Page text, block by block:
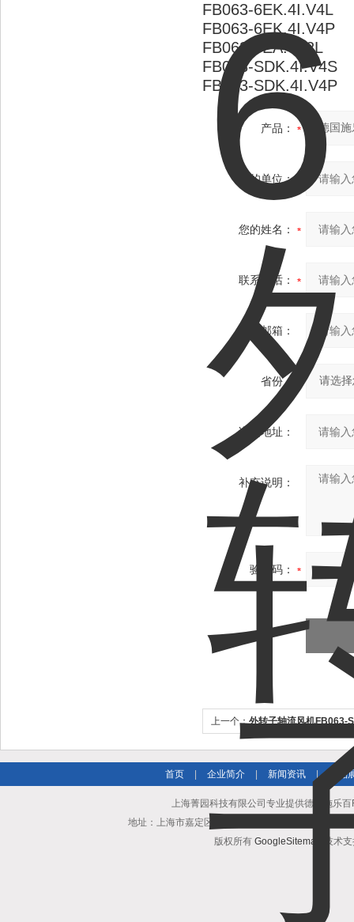
FB063-6EK.4I.V4L
FB063-6EK.4I.V4P
FB063-6EA.4I.2L
FB063-SDK.4I.V4S
FB063-SDK.4I.V4P
产品：
您的单位：
您的姓名：
联系电话：
常用邮箱：
省份：
详细地址：
补充说明：
验证码：
上一个：外转子轴流风机FB063-
首页 企业简介 新闻资讯 | 产品
上海菁园科技有限公司专业提供德国施乐
地址：上海市嘉定区安亭镇园区路1218号 联系人：
版权所有 GoogleSitemap 技术